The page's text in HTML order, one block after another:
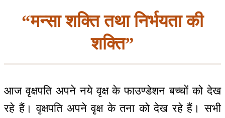
“मन्सा शक्ति तथा निर्भयता की
शक्ति”
आज वृक्षपति अपने नये वृक्ष के फाउण्डेशन बच्चों को देख
रहे हैं। वृक्षपति अपने वृक्ष के तना को देख रहे हैं। सभी